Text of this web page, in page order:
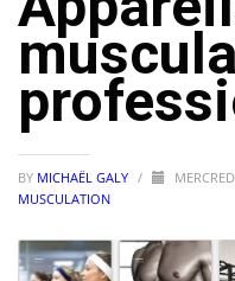
BY MICHAËL GALY /
MUSCULATION